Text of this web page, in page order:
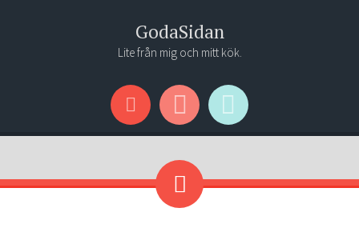
GodaSidan
Lite från mig och mitt kök.
Menu
Widgets
Search